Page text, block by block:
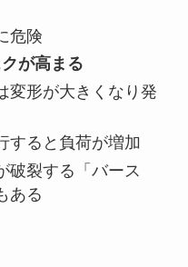
危険
が高まる
変形が大きくなり発
すると負荷が増加
破裂する「バース
ある